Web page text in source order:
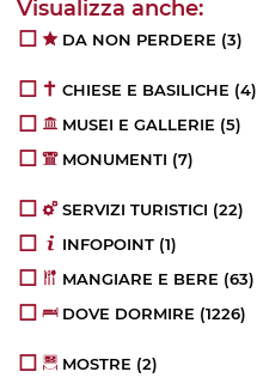
DA NON PERDERE (3)
CHIESE E BASILICHE (4)
MUSEI E GALLERIE (5)
MONUMENTI (7)
SERVIZI TURISTICI (22)
INFOPOINT (1)
MANGIARE E BERE (63)
DOVE DORMIRE (1226)
MOSTRE (2)